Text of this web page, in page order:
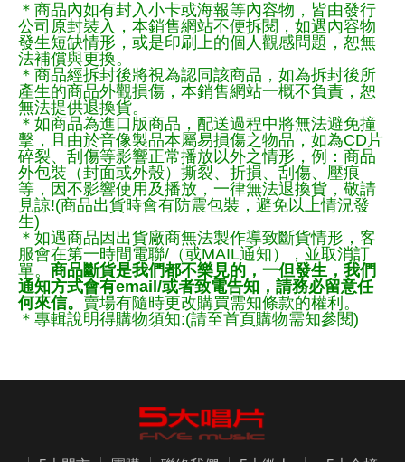
＊商品內如有封入小卡或海報等內容物，皆由發行
公司原封裝入，本銷售網站不便拆閱，如遇內容物
發生短缺情形，或是印刷上的個人觀感問題，恕無
法補償與更換。
＊商品經拆封後將視為認同該商品，如為拆封後所
產生的商品外觀損傷，本銷售網站一概不負責，恕
無法提供退換貨。
＊如商品為進口版商品，配送過程中將無法避免撞
擊，且由於音像製品本屬易損傷之物品，如為CD片
碎裂、刮傷等影響正常播放以外之情形，例：商品
外包裝（封面或外殼）撕裂、折損、刮傷、壓痕
等，因不影響使用及播放，一律無法退換貨，敬請
見諒!(商品出貨時會有防震包裝，避免以上情況發
生)
＊如遇商品因出貨廠商無法製作導致斷貨情形，客
服會在第一時間電聯/（或MAIL通知），並取消訂
單。 商品斷貨是我們都不樂見的，一但發生，我們
通知方式會有email/或者致電告知，請務必留意任
何來信。 賣場有隨時更改購買需知條款的權利。
＊專輯說明得購物須知:(請至首頁購物需知參閱)